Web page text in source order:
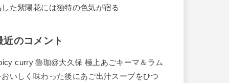
した紫陽花には独特の色気が宿る
近のコメント
curry 魯珈@大久保 極上あごキーマ＆ラム
おいしく味わった後にあご出汁スープをひつ